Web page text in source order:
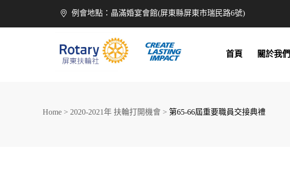
例會地點：晶滿婚宴會館(屏東縣屏東市瑞民路6號)
首頁 關於我們
Home > 2020-2021年 扶輪打開機會 > 第65-66屆重要職員交接典禮